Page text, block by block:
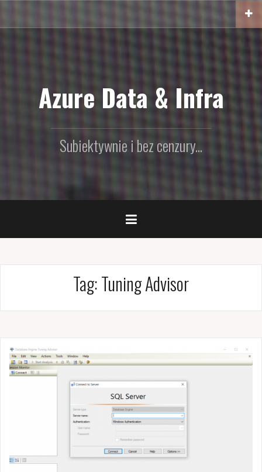
Azure Data & Infra
Subiektywnie i bez cenzury...
Tag:Tuning Advisor